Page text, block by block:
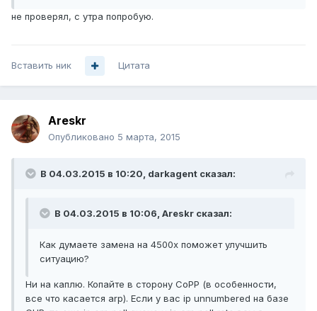
не проверял, с утра попробую.
Вставить ник Цитата
Areskr
Опубликовано 5 марта, 2015
В 04.03.2015 в 10:20, darkagent сказал:
В 04.03.2015 в 10:06, Areskr сказал:
Как думаете замена на 4500x поможет улучшить
ситуацию?
Ни на каплю. Копайте в сторону CoPP (в особенности,
все что касается arp). Если у вас ip unnumbered на базе